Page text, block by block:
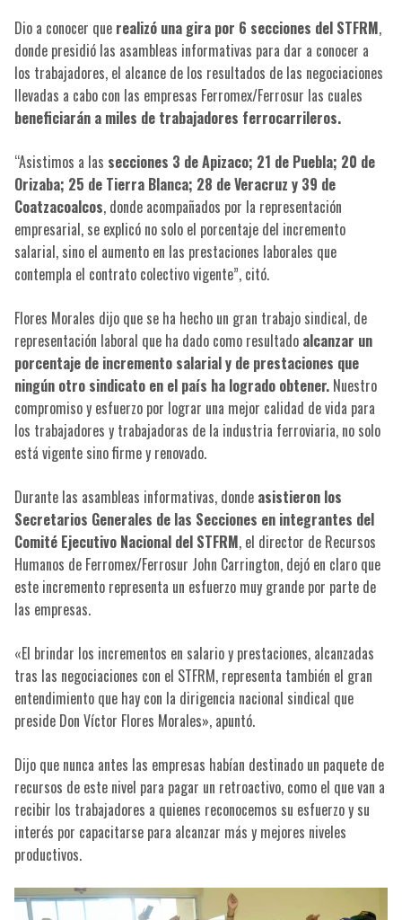
Dio a conocer que realizó una gira por 6 secciones del STFRM,
donde presidió las asambleas informativas para dar a conocer a
los trabajadores, el alcance de los resultados de las negociaciones
llevadas a cabo con las empresas Ferromex/Ferrosur las cuales
beneficiarán a miles de trabajadores ferrocarrileros.
“Asistimos a las secciones 3 de Apizaco; 21 de Puebla; 20 de
Orizaba; 25 de Tierra Blanca; 28 de Veracruz y 39 de
Coatzacoalcos, donde acompañados por la representación
empresarial, se explicó no solo el porcentaje del incremento
salarial, sino el aumento en las prestaciones laborales que
contempla el contrato colectivo vigente”, citó.
Flores Morales dijo que se ha hecho un gran trabajo sindical, de
representación laboral que ha dado como resultado alcanzar un
porcentaje de incremento salarial y de prestaciones que
ningún otro sindicato en el país ha logrado obtener.Nuestro
compromiso y esfuerzo por lograr una mejor calidad de vida para
los trabajadores y trabajadoras de la industria ferroviaria, no solo
está vigente sino firme y renovado.
Durante las asambleas informativas, donde asistieron los
Secretarios Generales de las Secciones en integrantes del
Comité Ejecutivo Nacional del STFRM, el director de Recursos
Humanos de Ferromex/Ferrosur John Carrington, dejó en claro que
este incremento representa un esfuerzo muy grande por parte de
las empresas.
«El brindar los incrementos en salario y prestaciones, alcanzadas
tras las negociaciones con el STFRM, representa también el gran
entendimiento que hay con la dirigencia nacional sindical que
preside Don Víctor Flores Morales», apuntó.
Dijo que nunca antes las empresas habían destinado un paquete de
recursos de este nivel para pagar un retroactivo, como el que van a
recibir los trabajadores a quienes reconocemos su esfuerzo y su
interés por capacitarse para alcanzar más y mejores niveles
productivos.